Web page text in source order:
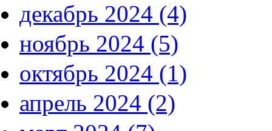
декабрь 2024 (4)
ноябрь 2024 (5)
октябрь 2024 (1)
апрель 2024 (2)